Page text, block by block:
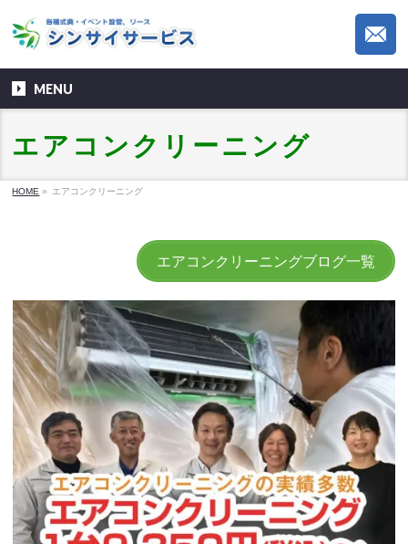
MENU
エアコンクリーニング
HOME » エアコンクリーニング
エアコンクリーニングブログ一覧